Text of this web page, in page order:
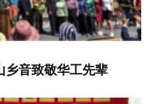
乡音致敬华工先辈